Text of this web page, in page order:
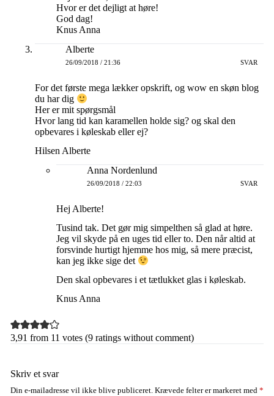
Hvor er det dejligt at høre!
God dag!
Knus Anna
Alberte
26/09/2018 / 21:36 SVAR
For det første mega lækker opskrift, og wow en skøn blog
du har dig
Her er mit spørgsmål
Hvor lang tid kan karamellen holde sig? og skal den
opbevares i køleskab eller ej?
Hilsen Alberte
Anna Nordenlund
26/09/2018 / 22:03 SVAR
Hej Alberte!
Tusind tak. Det gør mig simpelthen så glad at høre.
Jeg vil skyde på en uges tid eller to. Den når altid at
forsvinde hurtigt hjemme hos mig, så mere præcist,
kan jeg ikke sige det
Den skal opbevares i et tætlukket glas i køleskab.
Knus Anna
3,91 from 11 votes (9 ratings without comment)
Skriv et svar
Din e-mailadresse vil ikke blive publiceret. Krævede felter er markeret med *